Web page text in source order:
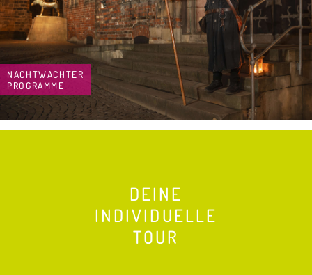
NACHTWÄCHTER
PROGRAMME
DEINE
INDIVIDUELLE
TOUR